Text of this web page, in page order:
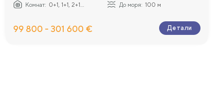
Комнат: 0+1, 1+1, 2+1... До моря: 100 м
99 800 - 301 600 € Детали